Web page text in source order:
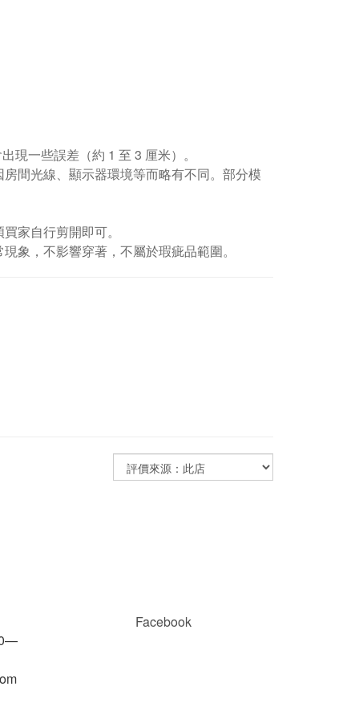
現一些誤差（約 1 至 3 厘米）。
間光線、顯示器環境等而略有不同。部分模
家自行剪開即可。
象，不影響穿著，不屬於瑕疵品範圍。
Facebook